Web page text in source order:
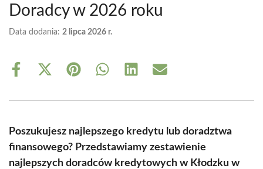
Doradcy w 2026 roku
Data dodania: 2 lipca 2026 r.
Share
Share
(Twitter)
Share Share Share Share
Poszukujesz najlepszego kredytu lub doradztwa
finansowego? Przedstawiamy zestawienie
najlepszych doradców kredytowych w Kłodzku w